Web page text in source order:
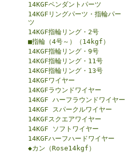
14KGFペンダントパーツ
14KGFリングパーツ・指輪パー
ツ
14KGF指輪リング・2号
■指輪（4号～）（14kgf）
14KGF指輪リング・9号
14KGF指輪リング・11号
14KGF指輪リング・13号
14KGFワイヤー
14KGFラウンドワイヤー
14KGF ハーフラウンドワイヤー
14KGF スパークルワイヤー
14KGFスクエアワイヤー
14KGF ソフトワイヤー
14KGFハーフハードワイヤー
◆カン（Rose14kgf）